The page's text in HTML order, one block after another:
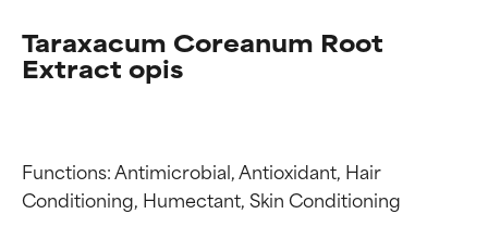
Taraxacum Coreanum Root
Extract opis
Functions: Antimicrobial, Antioxidant, Hair
Conditioning, Humectant, Skin Conditioning